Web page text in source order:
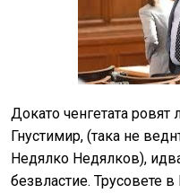
Докато ченгетата
Гнустимир, (така не
Недялко Недялков),
безвластие. Трусовете